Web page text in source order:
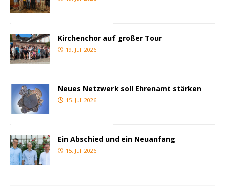
Kirchenchor auf großer Tour
19. Juli 2026
Neues Netzwerk soll Ehrenamt stärken
15. Juli 2026
Ein Abschied und ein Neuanfang
15. Juli 2026